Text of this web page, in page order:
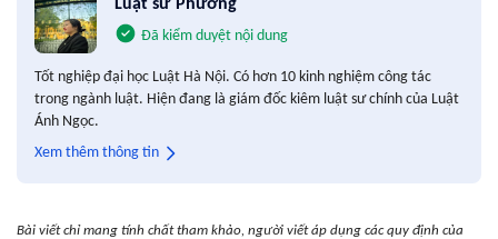
Luật sư Phương
Đã kiểm duyệt nội dung
Tốt nghiệp đại học Luật Hà Nội. Có hơn 10 kinh nghiệm công tác
trong ngành luật. Hiện đang là giám đốc kiêm luật sư chính của Luật
Ánh Ngọc.
Xem thêm thông tin
Bài viết chỉ mang tính chất tham khảo, người viết áp dụng các quy định của